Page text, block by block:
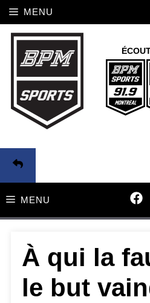
Aller
au
contenu
MENU
MENU
À qui la
le but